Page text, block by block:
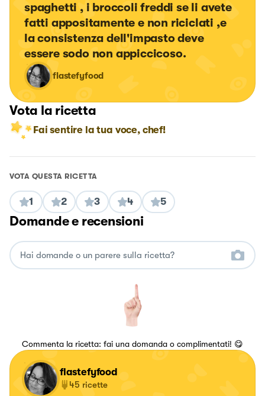
spaghetti , i broccoli freddi se li avete
fatti appositamente e non riciclati ,e
la consistenza dell'impasto deve
essere sodo non appiccicoso.
flastefyfood
Vota la ricetta
Fai sentire la tua voce, chef!
VOTA QUESTA RICETTA
1 2 3 4 5
Domande e recensioni
Commenta la ricetta: fai una domanda o complimentati! 😋
flastefyfood
45 ricette